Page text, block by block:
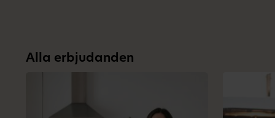
Alla erbjudanden